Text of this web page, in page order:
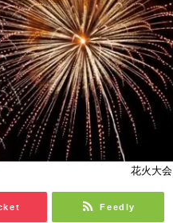
花火大会
Feedly